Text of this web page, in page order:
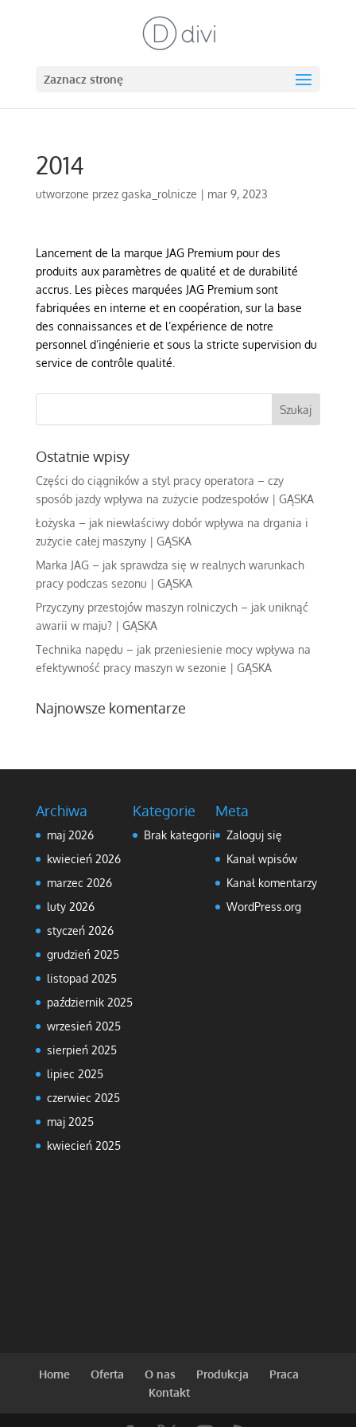
Zaznacz stronę
2014
utworzone przez gaska_rolnicze | mar 9, 2023
Lancement de la marque JAG Premium pour des
produits aux paramètres de qualité et de durabilité
accrus. Les pièces marquées JAG Premium sont
fabriquées en interne et en coopération, sur la base
des connaissances et de l’expérience de notre
personnel d’ingénierie et sous la stricte supervision du
service de contrôle qualité.
Ostatnie wpisy
Części do ciągników a styl pracy operatora – czy
sposób jazdy wpływa na zużycie podzespołów | GĄSKA
Łożyska – jak niewłaściwy dobór wpływa na drgania i
zużycie całej maszyny | GĄSKA
Marka JAG – jak sprawdza się w realnych warunkach
pracy podczas sezonu | GĄSKA
Przyczyny przestojów maszyn rolniczych – jak uniknąć
awarii w maju? | GĄSKA
Technika napędu – jak przeniesienie mocy wpływa na
efektywność pracy maszyn w sezonie | GĄSKA
Najnowsze komentarze
Archiwa
maj 2026
kwiecień 2026
marzec 2026
luty 2026
styczeń 2026
grudzień 2025
listopad 2025
październik 2025
wrzesień 2025
sierpień 2025
lipiec 2025
czerwiec 2025
maj 2025
kwiecień 2025
Kategorie
Brak kategorii
Meta
Zaloguj się
Kanał wpisów
Kanał komentarzy
WordPress.org
Home Oferta O nas Produkcja
Praca
Kontakt